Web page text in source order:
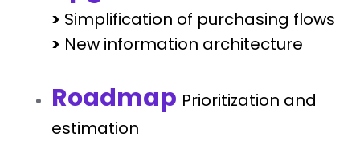
> Simplification of purchasing flows
> New information architecture
Roadmap Prioritization and
estimation